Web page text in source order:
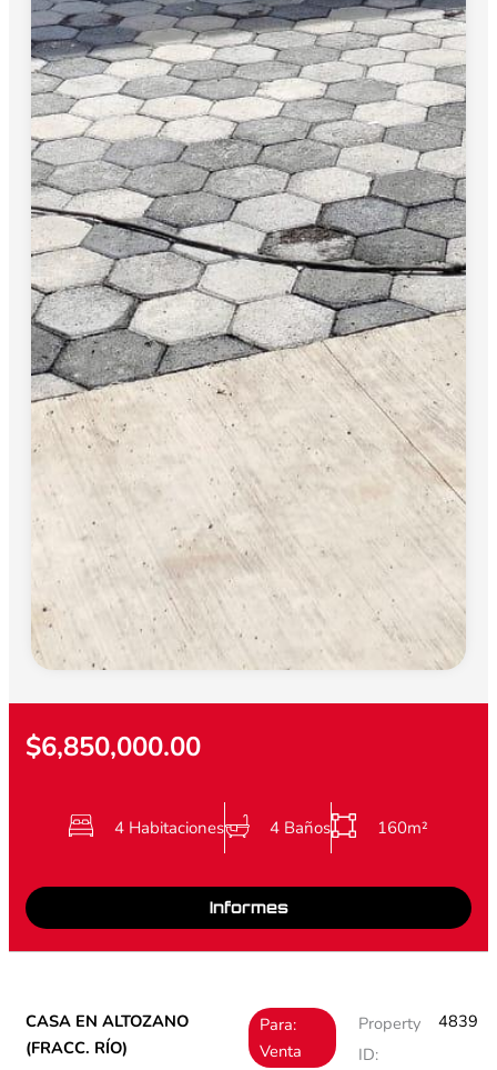
$6,850,000.00
4 Habitaciones 4 Baños 160m²
Informes
CASA EN ALTOZANO
(FRACC. RÍO)
Para:
Venta
Property
ID:
4839